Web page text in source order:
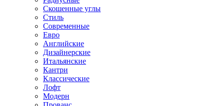
Скошенные углы
Стиль
Современные
Евро
Английские
Дизайнерские
Итальянские
Кантри
Классические
Лофт
Модерн